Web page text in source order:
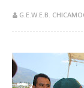
G.E.W.E.B.